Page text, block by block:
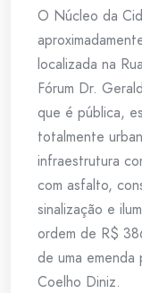
O Núcleo da
localizada na
Fórum Dr.
que é pública,
totalmente
infraestrutura
com asfalto,
sinalização e
ordem de R$
de uma
Coelho Diniz.